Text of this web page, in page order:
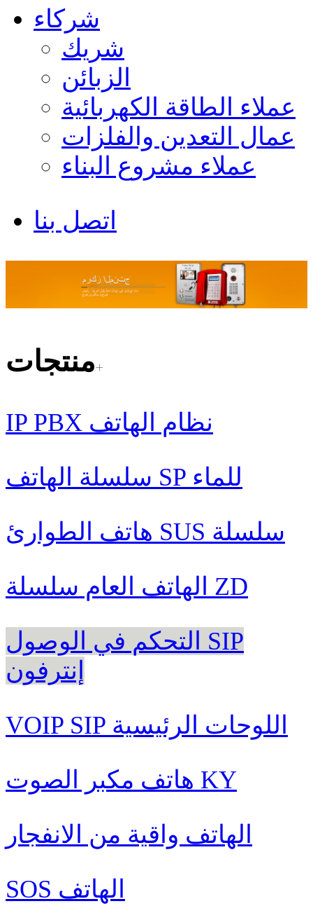
شركاء
شريك
الزبائن
عملاء الطاقة الكهربائية
عمال التعدين والفلزات
عملاء مشروع البناء
اتصل بنا
منتجات
IP PBX نظام الهاتف
سلسلة الهاتف SP للماء
هاتف الطوارئ SUS سلسلة
الهاتف العام سلسلة ZD
التحكم في الوصول SIP
إنترفون
VOIP SIP اللوحات الرئيسية
هاتف مكبر الصوت KY
الهاتف واقية من الانفجار
SOS الهاتف